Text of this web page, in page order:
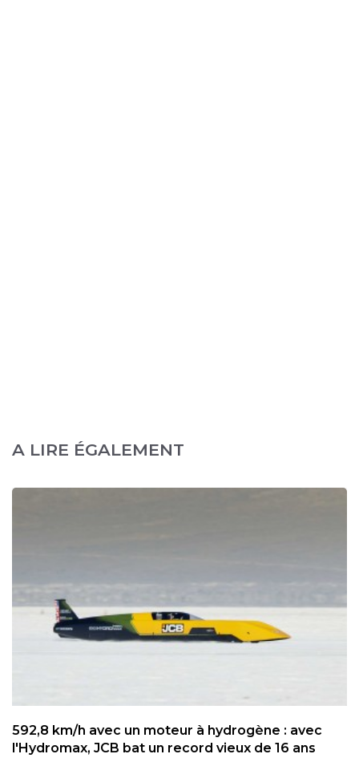
A LIRE ÉGALEMENT
592,8 km/h avec un moteur à hydrogène : avec
l'Hydromax, JCB bat un record vieux de 16 ans